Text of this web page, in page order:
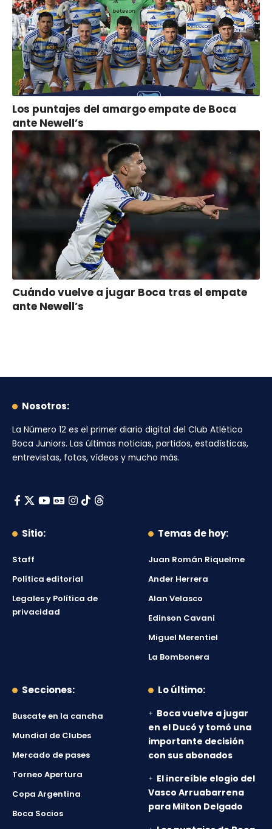
Los puntajes del amargo empate de Boca
ante Newell’s
Cuándo vuelve a jugar Boca tras el empate
ante Newell’s
Nosotros:
La Número 12 es el primer diario digital del Club Atlético
Boca Juniors. Las últimas noticias, partidos, estadísticas,
entrevistas, fotos, vídeos y mucho más.
Sitio:
Staff
Política editorial
Legales y Política de
privacidad
Temas de hoy:
Juan Román Riquelme
Ander Herrera
Alan Velasco
Edinson Cavani
Miguel Merentiel
La Bombonera
Secciones:
Buscate en la cancha
Mundial de Clubes
Mercado de pases
Torneo Apertura
Copa Argentina
Boca Socios
Lo último:
Boca vuelve a jugar
en el Ducó y tomó una
importante decisión
con sus abonados
El increíble elogio del
Vasco Arruabarrena
para Milton Delgado